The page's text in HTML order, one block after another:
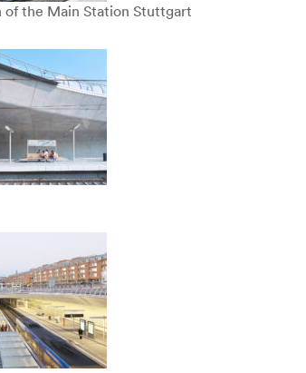
the Main Station Stuttgart